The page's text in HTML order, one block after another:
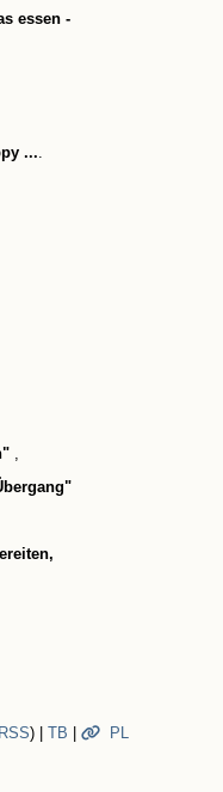
essen -
....
,
RSS) | TB PL